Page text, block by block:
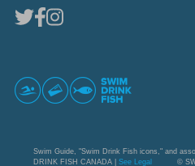
Swim Guide, "Swim Drink Fish icons," and
DRINK FISH CANADA | See Legal ©